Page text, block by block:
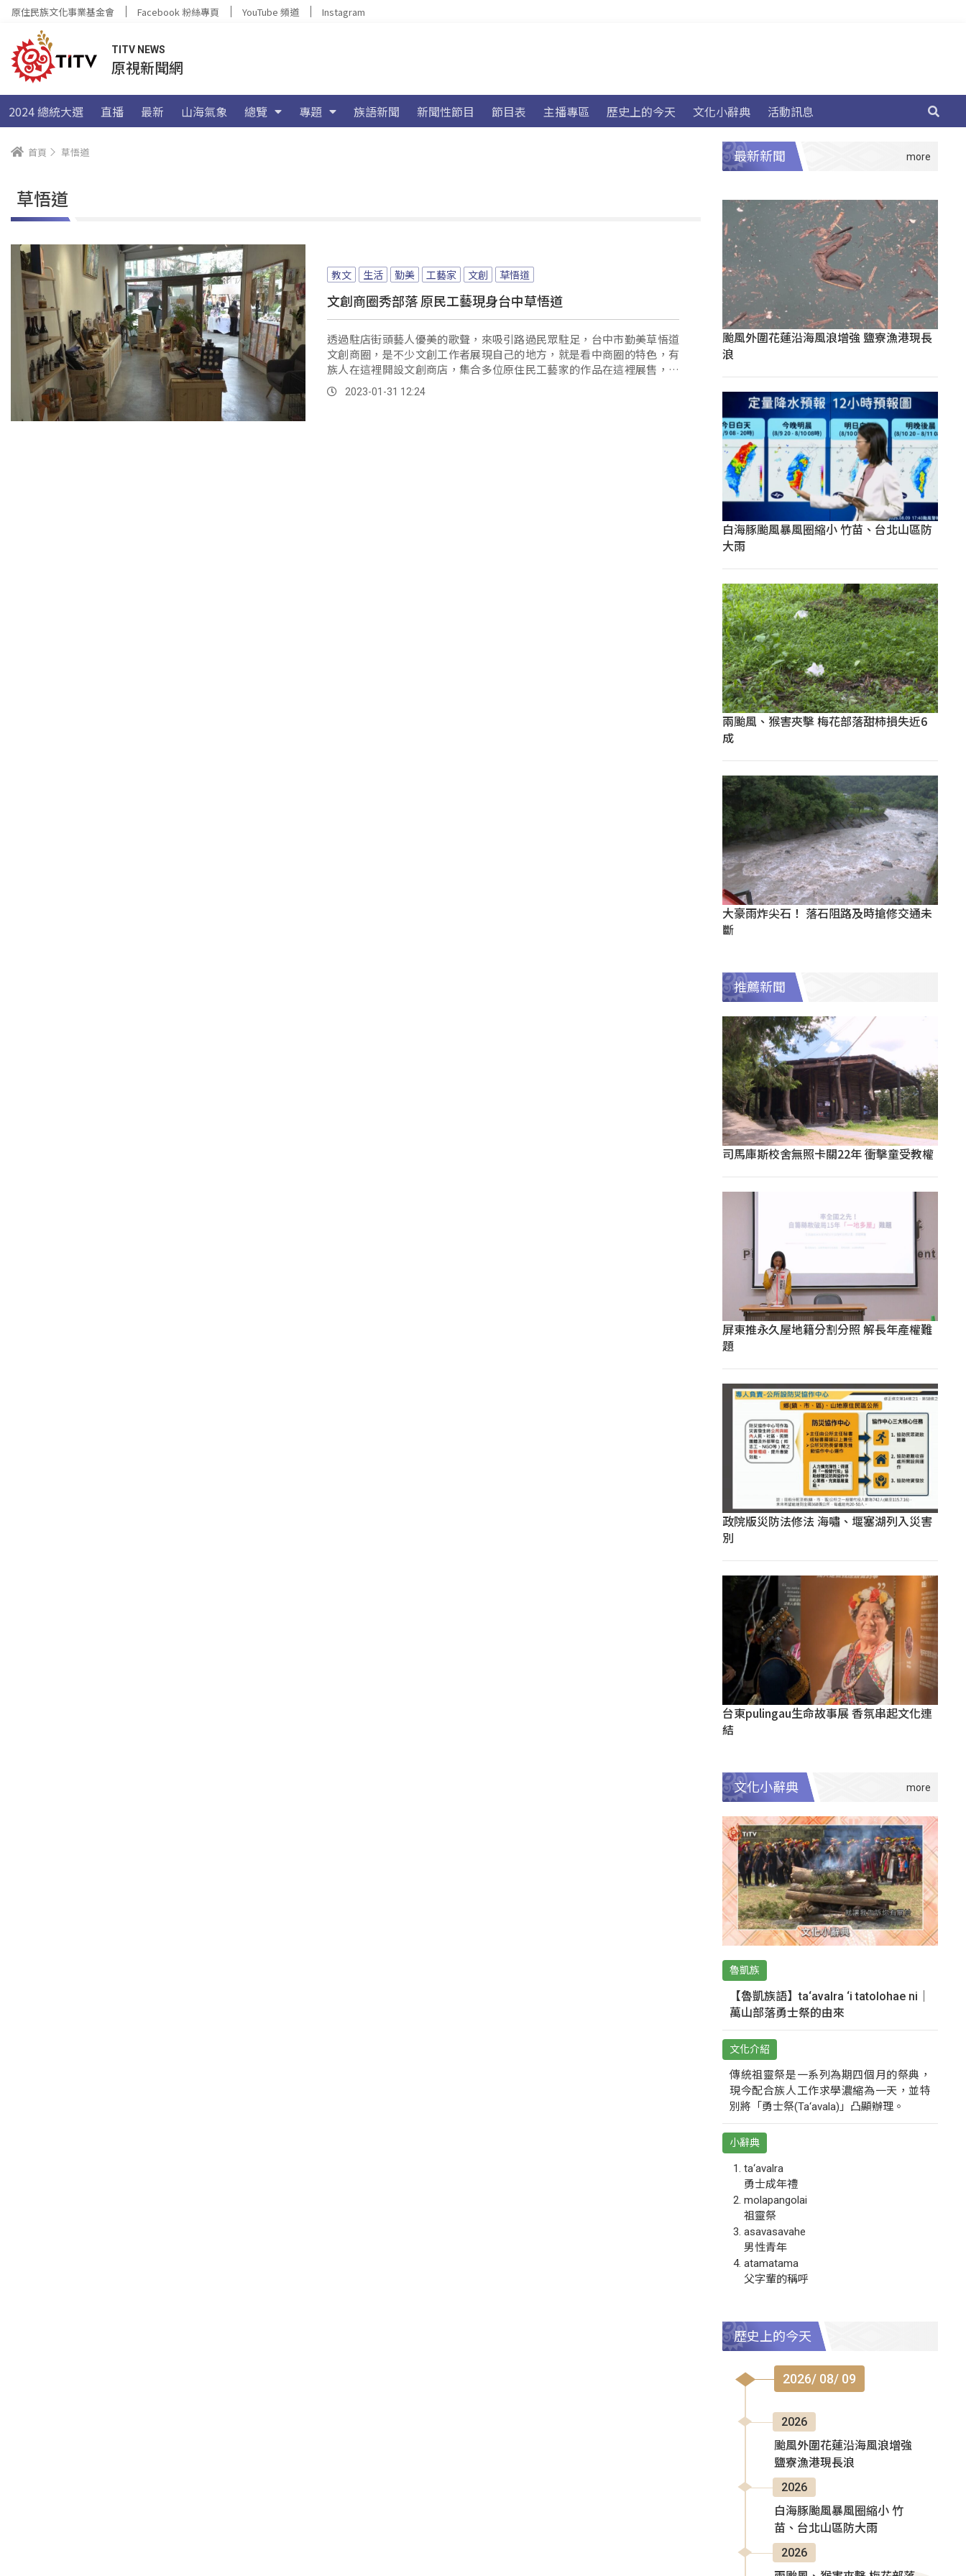
原住民族文化事業基金會 Facebook 粉絲專頁 YouTube 頻道 Instagram
TITV NEWS
原視新聞網
2024 總統大選 直播 最新 山海氣象 總覽 專題 族語新聞 新聞性節目 節目表 主播專區 歷史上的今天 文化小辭典 活動訊息
首頁 草悟道
草悟道
教文 生活 勤美 工藝家 文創 草悟道
文創商圈秀部落 原民工藝現身台中草悟道
透過駐店街頭藝人優美的歌聲，來吸引路過民眾駐足，台中市勤美草悟道
文創商圈，是不少文創工作者展現自己的地方，就是看中商圈的特色，有
族人在這裡開設文創商店，集合多位原住民工藝家的作品在這裡展售，也
在這裡讓...。
2023-01-31 12:24
最新新聞
颱風外圍花蓮沿海風浪增強 鹽寮漁港現長
浪
白海豚颱風暴風圈縮小 竹苗、台北山區防
大雨
兩颱風、猴害夾擊 梅花部落甜柿損失近6
成
大豪雨炸尖石！ 落石阻路及時搶修交通未
斷
推薦新聞
司馬庫斯校舍無照卡關22年 衝擊童受教權
屏東推永久屋地籍分割分照 解長年產權難
題
政院版災防法修法 海嘯、堰塞湖列入災害
別
台東pulingau生命故事展 香氛串起文化連
結
文化小辭典
魯凱族
【魯凱族語】ta‘avalra ‘i tatolohae ni｜
萬山部落勇士祭的由來
文化介紹
傳統祖靈祭是一系列為期四個月的祭典，
現今配合族人工作求學濃縮為一天，並特
別將「勇士祭(Ta‘avala)」凸顯辦理。
小辭典
ta‘avalra
勇士成年禮
molapangolai
祖靈祭
asavasavahe
男性青年
atamatama
父字輩的稱呼
歷史上的今天
2026/ 08/ 09
2026
颱風外圍花蓮沿海風浪增強
鹽寮漁港現長浪
2026
白海豚颱風暴風圈縮小 竹
苗、台北山區防大雨
2026